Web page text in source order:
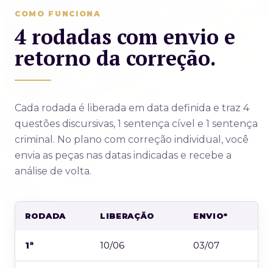
COMO FUNCIONA
4 rodadas com envio e
retorno da correção.
Cada rodada é liberada em data definida e traz 4
questões discursivas, 1 sentença cível e 1 sentença
criminal. No plano com correção individual, você
envia as peças nas datas indicadas e recebe a
análise de volta.
RODADA LIBERAÇÃO ENVIO*
1ª 10/06 03/07